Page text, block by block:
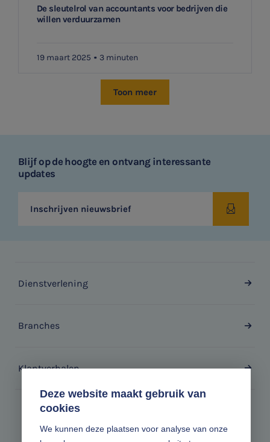
Deze website maakt gebruik van
cookies
We kunnen deze plaatsen voor analyse van onze
De sleutelrol van accountants voor bedrijven die
willen verduurzamen
19 maart 2025 3 minuten
Toon meer
Blijf op de hoogte en ontvang interessante
updates
Inschrijven nieuwsbrief
Dienstverlening
Branches
Klantverhalen